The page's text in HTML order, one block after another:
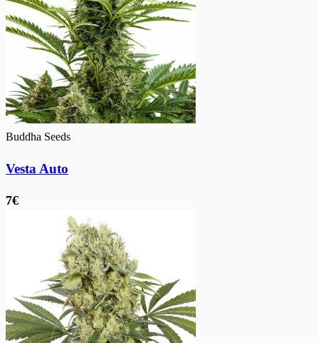
Buddha Seeds
Vesta Auto
7€